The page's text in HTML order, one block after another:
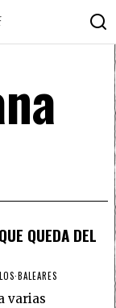
QUEDA DEL
·BALEARES
varias